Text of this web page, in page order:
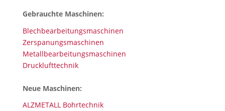
Gebrauchte Maschinen:
Blechbearbeitungsmaschinen
Zerspanungsmaschinen
Metallbearbeitungsmaschinen
Drucklufttechnik
Neue Maschinen:
ALZMETALL Bohrtechnik